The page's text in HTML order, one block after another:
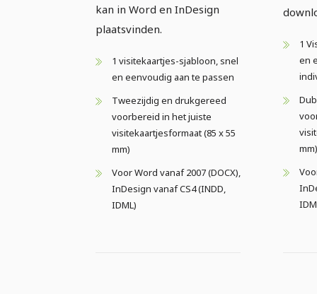
kan in Word en InDesign
plaatsvinden.
1 visitekaartjes-sjabloon, snel
en eenvoudig aan te passen
Tweezijdig en drukgereed
voorbereid in het juiste
visitekaartjesformaat (85 x 55
mm)
Voor Word vanaf 2007 (DOCX),
InDesign vanaf CS4 (INDD,
IDML)
1
en
mm)